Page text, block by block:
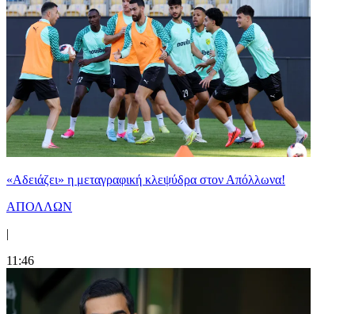
«Αδειάζει» η μεταγραφική κλεψύδρα στον Απόλλωνα!
ΑΠΟΛΛΩΝ
|
11:46